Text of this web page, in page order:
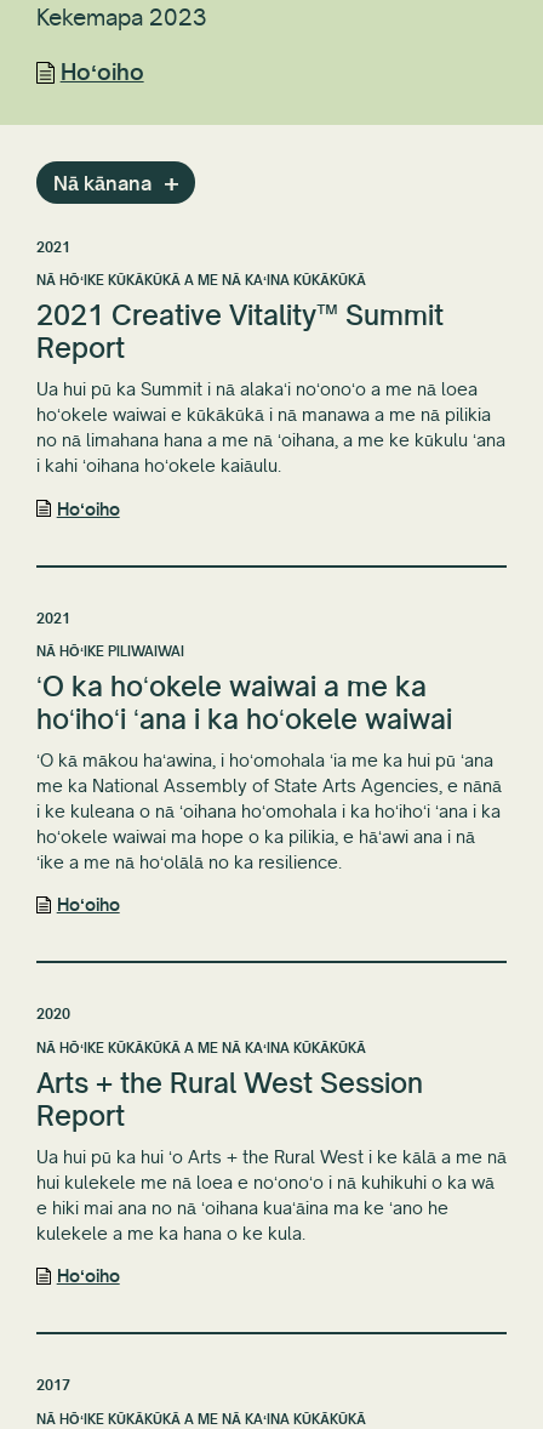
Kekemapa 2023
Hoʻoiho
Nā kānana
2021
NĀ HŌʻIKE KŪKĀKŪKĀ A ME NĀ KAʻINA KŪKĀKŪKĀ
2021 Creative Vitality™ Summit
Report
Ua hui pū ka Summit i nā alakaʻi noʻonoʻo a me nā loea
hoʻokele waiwai e kūkākūkā i nā manawa a me nā pilikia
no nā limahana hana a me nā ʻoihana, a me ke kūkulu ʻana
i kahi ʻoihana hoʻokele kaiāulu.
Hoʻoiho
2021
NĀ HŌʻIKE PILIWAIWAI
ʻO ka hoʻokele waiwai a me ka
hoʻihoʻi ʻana i ka hoʻokele waiwai
ʻO kā mākou haʻawina, i hoʻomohala ʻia me ka hui pū ʻana
me ka National Assembly of State Arts Agencies, e nānā
i ke kuleana o nā ʻoihana hoʻomohala i ka hoʻihoʻi ʻana i ka
hoʻokele waiwai ma hope o ka pilikia, e hāʻawi ana i nā
ʻike a me nā hoʻolālā no ka resilience.
Hoʻoiho
2020
NĀ HŌʻIKE KŪKĀKŪKĀ A ME NĀ KAʻINA KŪKĀKŪKĀ
Arts + the Rural West Session
Report
Ua hui pū ka hui ʻo Arts + the Rural West i ke kālā a me nā
hui kulekele me nā loea e noʻonoʻo i nā kuhikuhi o ka wā
e hiki mai ana no nā ʻoihana kuaʻāina ma ke ʻano he
kulekele a me ka hana o ke kula.
Hoʻoiho
2017
NĀ HŌʻIKE KŪKĀKŪKĀ A ME NĀ KAʻINA KŪKĀKŪKĀ